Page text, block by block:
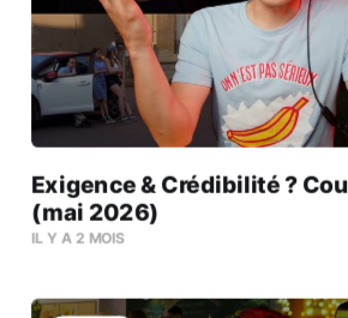
Exigence & Crédibilité ?
(mai 2026)
IL Y A 2 MOIS